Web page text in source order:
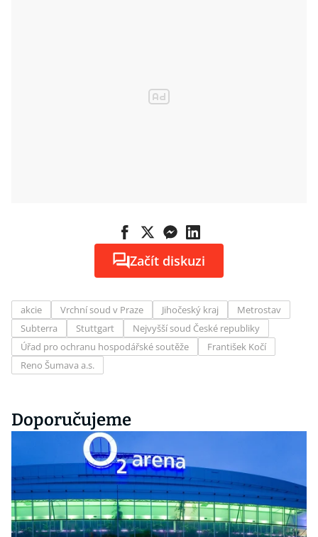
Začít diskuzi
akcie Vrchní soud v Praze Jihočeský kraj
Metrostav
Subterra
Stuttgart
Nejvyšší soud České republiky
Úřad pro ochranu hospodářské soutěže
František Kočí
Reno Šumava a.s.
Doporučujeme